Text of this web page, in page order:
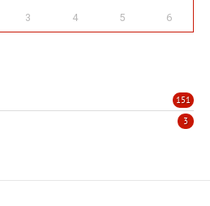
3 4 5 6
151
3